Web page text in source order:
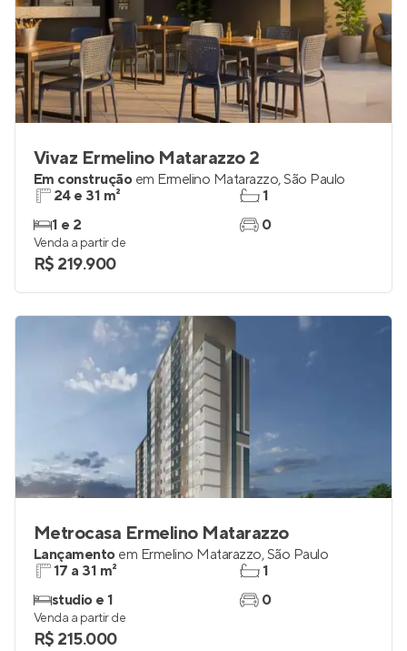
Vivaz Ermelino Matarazzo 2
Em construção em Ermelino Matarazzo,São Paulo
24 e 31 m²
1 e 2
1
0
Venda a partir de
R$ 219.900
Metrocasa Ermelino Matarazzo
Lançamento em Ermelino Matarazzo,São Paulo
17 a 31 m²
studio e 1
1
0
Venda a partir de
R$ 215.000